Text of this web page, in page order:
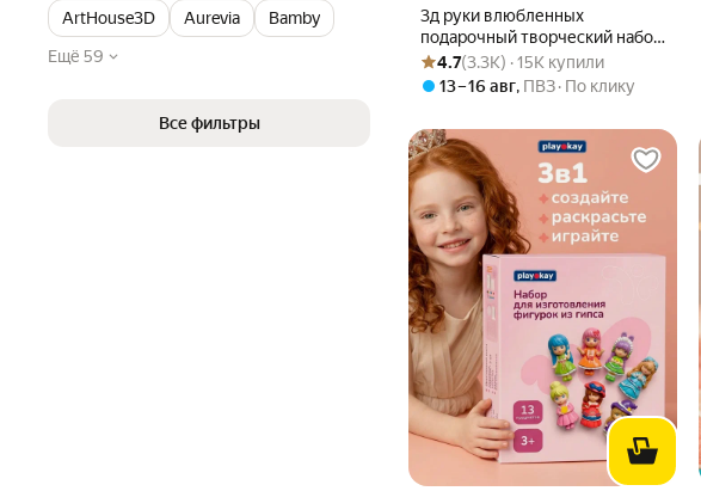
ArtHouse3D
Aurevia
Bamby
Ещё 59
Все фильтры
3д руки влюбленных
подарочный творческий набор
3d слепок рук для двоих на 8
марта
Рейтинг товара: 4.7 из 5
Оценок: (3.3K) · 15K купили
4.7(3.3K) · 15K купили
13 – 16 авг, ПВЗ По клику